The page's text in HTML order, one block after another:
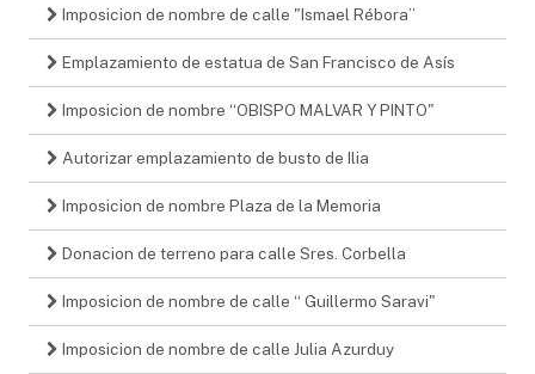
Imposicion de nombre de calle "Ismael Rébora”
Emplazamiento de estatua de San Francisco de Asís
Imposicion de nombre “OBISPO MALVAR Y PINTO"
Autorizar emplazamiento de busto de Ilia
Imposicion de nombre Plaza de la Memoria
Donacion de terreno para calle Sres. Corbella
Imposicion de nombre de calle “ Guillermo Saravi"
Imposicion de nombre de calle Julia Azurduy